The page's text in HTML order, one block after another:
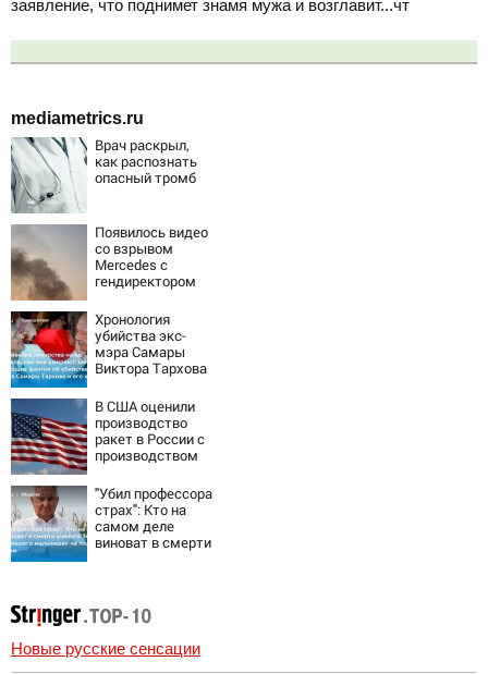
заявление, что поднимет знамя мужа и возглавит...чт
mediametrics.ru
Врач раскрыл,
как распознать
опасный тромб
Появилось видео
со взрывом
Mercedes с
гендиректором
» на Урале
Хронология
убийства экс-
мэра Самары
Виктора Тархова
шокирующих
фактов, новые
подробности
В США оценили
производство
ракет в России с
производством
"Убил профессора
страх": Кто на
самом деле
виноват в смерти
поле с горохом
Новые русские сенсации